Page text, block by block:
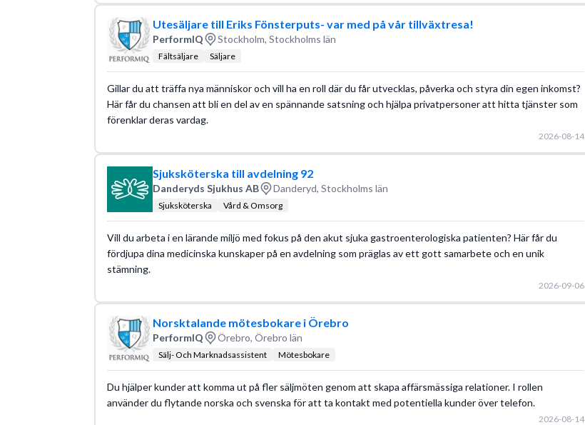
Utesäljare till Eriks Fönsterputs- var med på vår tillväxtresa!
PerformIQ Stockholm, Stockholms län
Fältsäljare Säljare
Gillar du att träffa nya människor och vill ha en roll där du får utvecklas, påverka och styra din egen inkomst?
Här får du chansen att bli en del av en spännande satsning och hjälpa privatpersoner att hitta tjänster som
förenklar deras vardag.
2026-08-14
Sjuksköterska till avdelning 92
Danderyds Sjukhus AB Danderyd, Stockholms län
Sjuksköterska Vård & Omsorg
Vill du arbeta i en lärande miljö med fokus på den akut sjuka gastroenterologiska patienten? Här får du
fördjupa dina medicinska kunskaper på en avdelning som präglas av ett gott samarbete och en unik
stämning.
2026-09-06
Norsktalande mötesbokare i Örebro
PerformIQ Örebro, Örebro län
Sälj- Och Marknadsassistent Mötesbokare
Du hjälper kunder att komma ut på fler säljmöten genom att skapa affärsmässiga relationer. I rollen
använder du flytande norska och svenska för att ta kontakt med potentiella kunder över telefon.
2026-08-14